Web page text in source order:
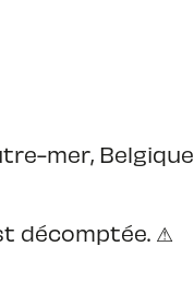
mer, Belgique
décomptée. ⚠